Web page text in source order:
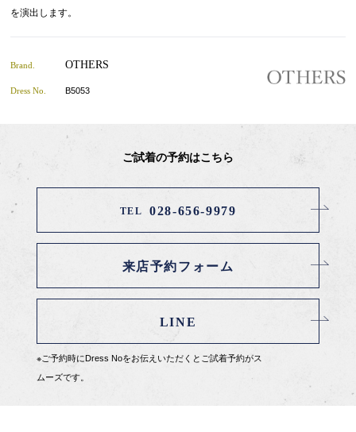
を演出します。
Brand. OTHERS
Dress No. B5053
ご試着の予約はこちら
TEL 028-656-9979
来店予約フォーム
LINE
※ご予約時にDress Noをお伝えいただくとご試着予約がス
ムーズです。